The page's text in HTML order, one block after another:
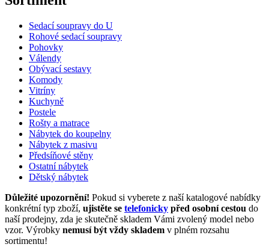
Sedací soupravy do U
Rohové sedací soupravy
Pohovky
Válendy
Obývací sestavy
Komody
Vitríny
Kuchyně
Postele
Rošty a matrace
Nábytek do koupelny
Nábytek z masivu
Předsíňové stěny
Ostatní nábytek
Dětský nábytek
Důležité upozornění! Pokud si vyberete z naší katalogové nabídky
konkrétní typ zboží, ujistěte se telefonicky před osobní cestou do
naší prodejny, zda je skutečně skladem Vámi zvolený model nebo
vzor. Výrobky nemusí být vždy skladem v plném rozsahu
sortimentu!